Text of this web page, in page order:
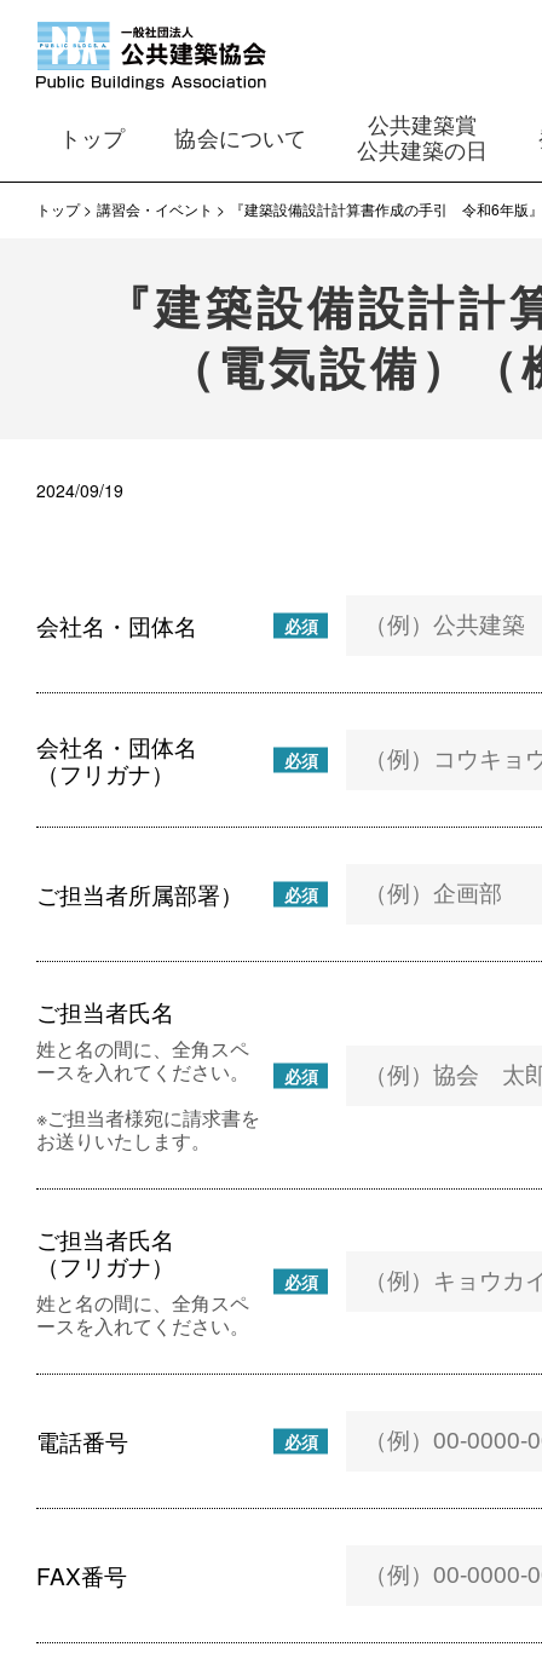
トップ 協会について
公共建築賞
公共建築の日
トップ 講習会・イベント 『建築設備設計計算書作成の手引 令和6年版
『建築設備設計
（電気設備）
2024/09/19
会社名・団体名 必須
会社名・団体名
（フリガナ）
必須
ご担当者所属部署） 必須
ご担当者氏名
必須
姓と名の間に、全角スペ
ースを入れてください。
※ご担当者様宛に請求書を
お送りいたします。
ご担当者氏名
（フリガナ）
必須
姓と名の間に、全角スペ
ースを入れてください。
電話番号 必須
FAX番号